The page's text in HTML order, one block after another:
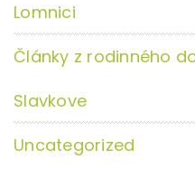
Lomnici
Články z rodinného
Slavkove
Uncategorized